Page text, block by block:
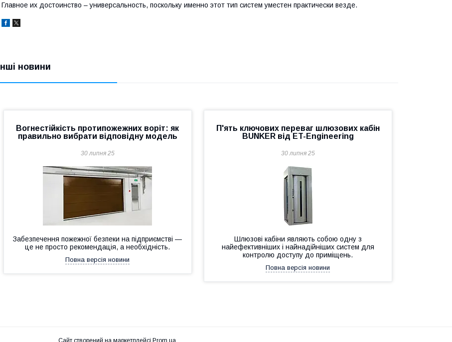
Главное их достоинство – универсальность, поскольку именно этот тип систем уместен практически везде.
Інші новини
Вогнестійкість протипожежних воріт: як
правильно вибрати відповідну модель
30 липня 25
Забезпечення пожежної безпеки на підприємстві —
це не просто рекомендація, а необхідність.
Повна версія новини
П'ять ключових переваг шлюзових кабін
BUNKER від ET-Engineering
30 липня 25
Шлюзові кабіни являють собою одну з
найефективніших і найнадійніших систем для
контролю доступу до приміщень.
Повна версія новини
Сайт створений на маркетплейсі Prom.ua